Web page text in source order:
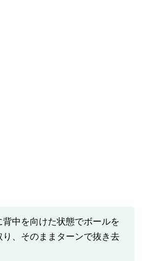
背中を向けた状態でボールを
り、そのままターンで抜き去